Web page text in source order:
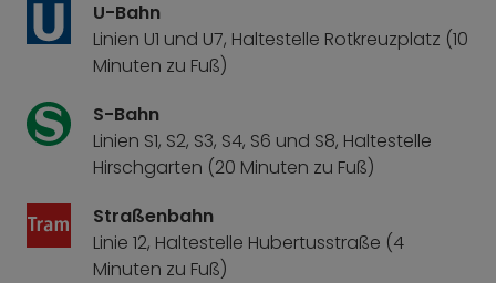
U-Bahn
Linien U1 und U7, Haltestelle Rotkreuzplatz (10
Minuten zu Fuß)
S-Bahn
Linien S1, S2, S3, S4, S6 und S8, Haltestelle
Hirschgarten (20 Minuten zu Fuß)
Straßenbahn
Linie 12, Haltestelle Hubertusstraße (4
Minuten zu Fuß)